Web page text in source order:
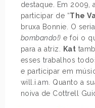
destaque. Em 2009,
participar de “The
bruxa Bonnie. O
bombando!) e foi o
para a atriz.
Kat
esses trabalhos
e participar em
will.i.am. Quanto a
noiva de Cottrell